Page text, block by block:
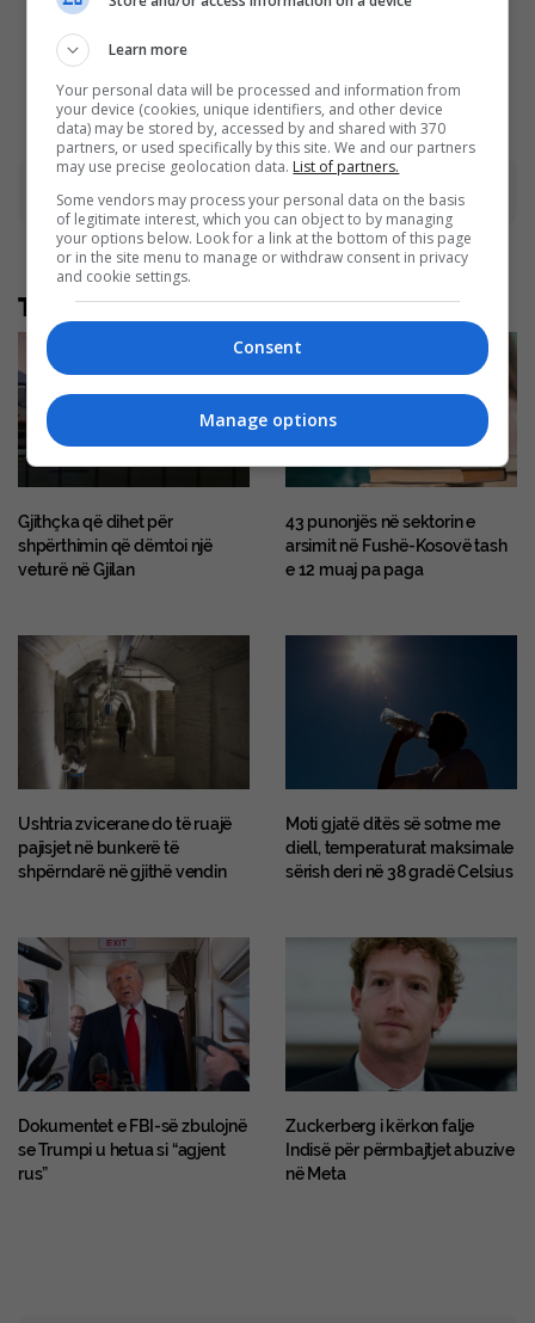
Jaw‑Dropping Figure
Skating Moments
Të tjera nga rubrika
Gjithçka që dihet për
shpërthimin që dëmtoi një
veturë në Gjilan
43 punonjës në sektorin e
arsimit në Fushë-Kosovë tash
e 12 muaj pa paga
Ushtria zvicerane do të ruajë
pajisjet në bunkerë të
shpërndarë në gjithë vendin
Moti gjatë ditës së sotme me
diell, temperaturat maksimale
sërish deri në 38 gradë Celsius
Dokumentet e FBI-së zbulojnë
se Trumpi u hetua si “agjent
rus”
Zuckerberg i kërkon falje
Indisë për përmbajtjet abuzive
në Meta
Learn more
Your personal data will be processed and information from
your device (cookies, unique identifiers, and other device
data) may be stored by, accessed by and shared with 370
partners, or used specifically by this site. We and our partners
may use precise geolocation data. List of partners.
Some vendors may process your personal data on the basis
of legitimate interest, which you can object to by managing
your options below. Look for a link at the bottom of this page
or in the site menu to manage or withdraw consent in privacy
and cookie settings.
Consent
Manage options